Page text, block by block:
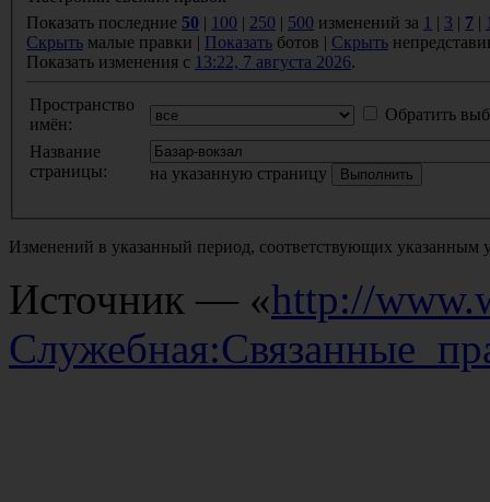
Показать последние 50 | 100 | 250 | 500 изменений за 1 | 3 | 7 |
Скрыть малые правки | Показать ботов | Скрыть
Показать изменения с 13:22, 7 августа 2026.
Пространство
имён:
Обратить
Название
страницы:
на указанную страницу
Изменений в указанный период, соответствующих указанным
Источник — «http://